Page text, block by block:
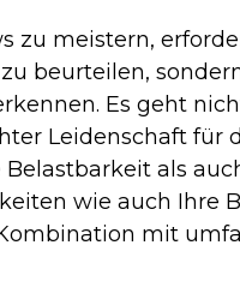
zu meistern,
beurteilen,
Es geht
Leidenschaft für
als
wie auch Ihre
mit